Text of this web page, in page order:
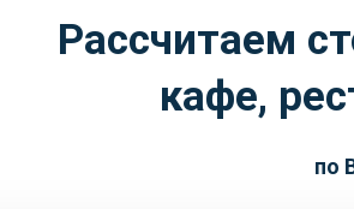
по
Рассчитаем
кафе,